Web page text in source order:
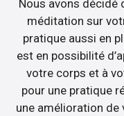
Nous avons décidé
méditation sur
pratique aussi en
est en possibilité
votre corps et à
pour une pratique
une amélioration de